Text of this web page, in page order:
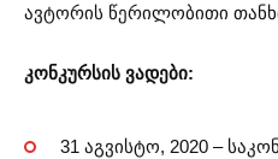
ავტორის წერილობითი
კონკურსის ვადები:
31 აგვისტო, 2020 –